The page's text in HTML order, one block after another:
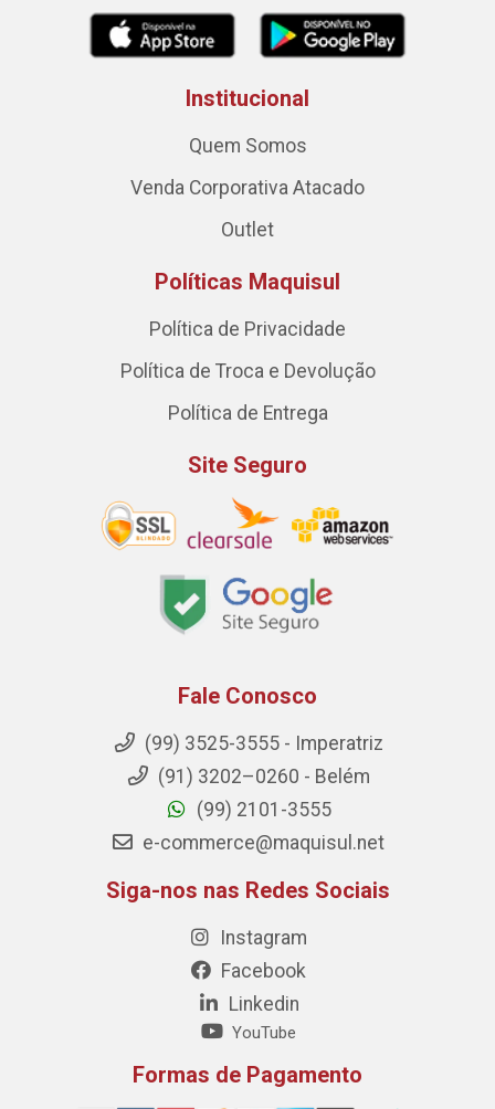
Institucional
Quem Somos
Venda Corporativa Atacado
Outlet
Políticas Maquisul
Política de Privacidade
Política de Troca e Devolução
Política de Entrega
Site Seguro
Fale Conosco
(99) 3525-3555 - Imperatriz
(91) 3202–0260 - Belém
(99) 2101-3555
e-commerce@maquisul.net
Siga-nos nas Redes Sociais
Instagram
Facebook
Linkedin
YouTube
Formas de Pagamento